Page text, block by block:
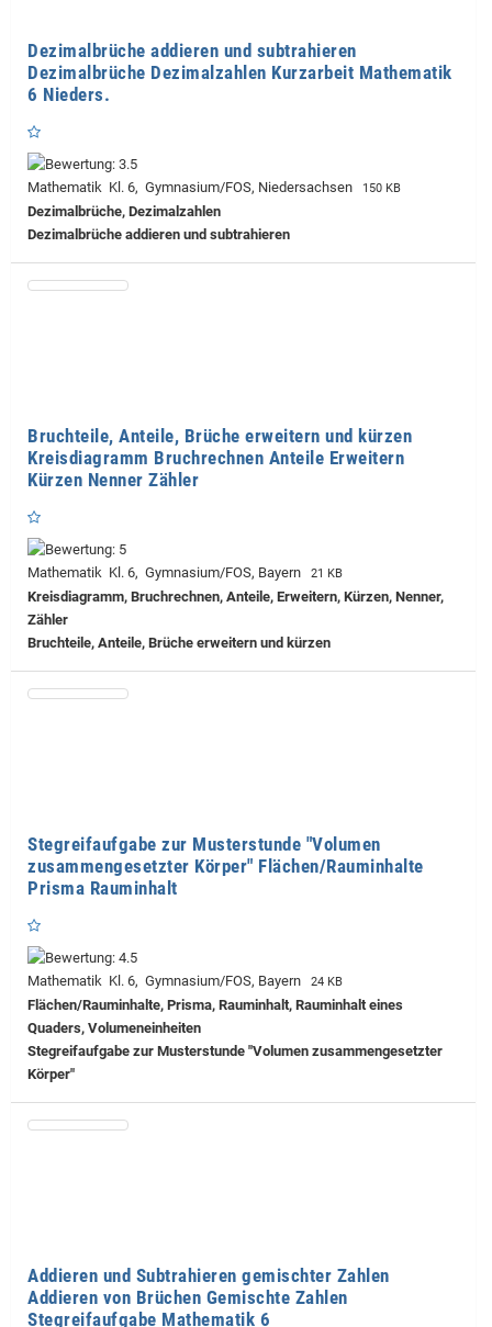
Dezimalbrüche addieren und subtrahieren
Dezimalbrüche Dezimalzahlen Kurzarbeit Mathematik
6 Nieders.
Mathematik Kl. 6, Gymnasium/FOS, Niedersachsen 150 KB
Dezimalbrüche, Dezimalzahlen
Dezimalbrüche addieren und subtrahieren
Bruchteile, Anteile, Brüche erweitern und kürzen
Kreisdiagramm Bruchrechnen Anteile Erweitern
Kürzen Nenner Zähler
Mathematik Kl. 6, Gymnasium/FOS, Bayern 21 KB
Kreisdiagramm, Bruchrechnen, Anteile, Erweitern, Kürzen, Nenner,
Zähler
Bruchteile, Anteile, Brüche erweitern und kürzen
Stegreifaufgabe zur Musterstunde "Volumen
zusammengesetzter Körper" Flächen/Rauminhalte
Prisma Rauminhalt
Mathematik Kl. 6, Gymnasium/FOS, Bayern 24 KB
Flächen/Rauminhalte, Prisma, Rauminhalt, Rauminhalt eines
Quaders, Volumeneinheiten
Stegreifaufgabe zur Musterstunde "Volumen zusammengesetzter
Körper"
Addieren und Subtrahieren gemischter Zahlen
Addieren von Brüchen Gemischte Zahlen
Stegreifaufgabe Mathematik 6